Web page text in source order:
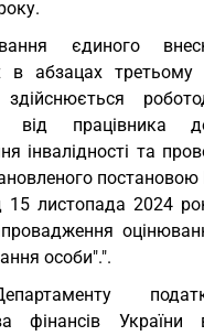
єдиного
в абзацах
здійснюється
від працівника
інвалідності та
постановою
15 листопада 2024
особи".".
фінансів